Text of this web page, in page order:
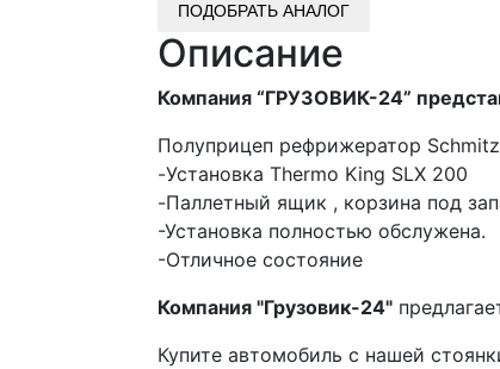
ПОДОБРАТЬ АНАЛОГ
Описание
Компания “ГРУЗОВИК-24”
Полуприцеп рефрижератор
-Установка Thermo King SLX 200
-Паллетный ящик , корзина под
-Установка полностью обслужена.
-Отличное состояние
Компания "Грузовик-24"
Купите автомобиль с нашей